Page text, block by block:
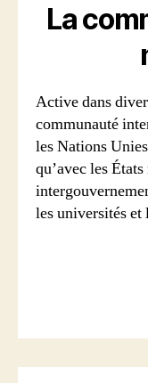
La
Active dans
communauté
les Nations
qu’avec les
les universités et